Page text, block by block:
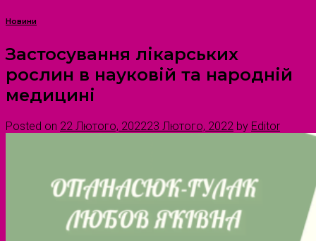
Новини
Застосування лікарських
рослин в науковій та народній
медицині
Posted on 22 Лютого, 202223 Лютого, 2022 by Editor